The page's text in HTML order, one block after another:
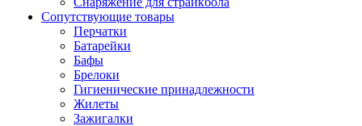
Сопутствующие товары
Перчатки
Батарейки
Бафы
Брелоки
Гигиенические принадлежности
Жилеты
Зажигалки